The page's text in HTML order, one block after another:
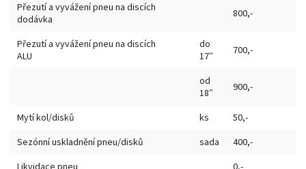
Přezutí a vyvážení pneu na discích
dodávka
800,-
Přezutí a vyvážení pneu na discích
ALU
do
17″
700,-
od
18″
900,-
Mytí kol/disků ks
50,-
Sezónní uskladnění pneu/disků
sada
400,-
Likvidace pneu
0,-